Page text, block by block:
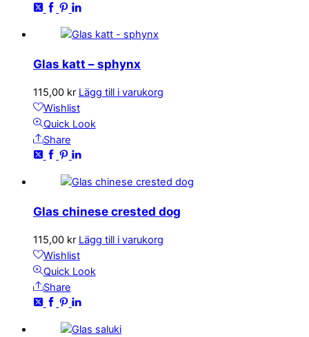
Glas katt – sphynx
115,00 kr Lägg till i varukorg
Wishlist
Quick Look
Share
Glas chinese crested dog
115,00 kr Lägg till i varukorg
Wishlist
Quick Look
Share